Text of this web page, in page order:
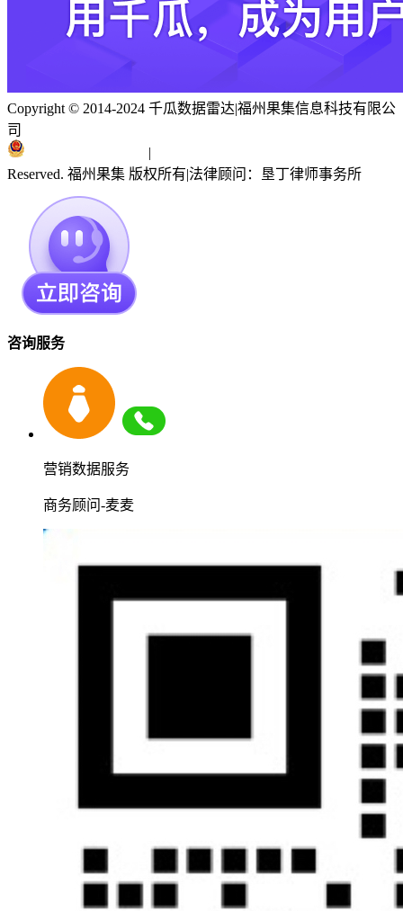
Copyright © 2014-2024 千瓜数据雷达|福州果集信息科技有限公
司
|
Reserved. 福州果集 版权所有|法律顾问：垦丁律师事务所
咨询服务
营销数据服务
商务顾问-麦麦